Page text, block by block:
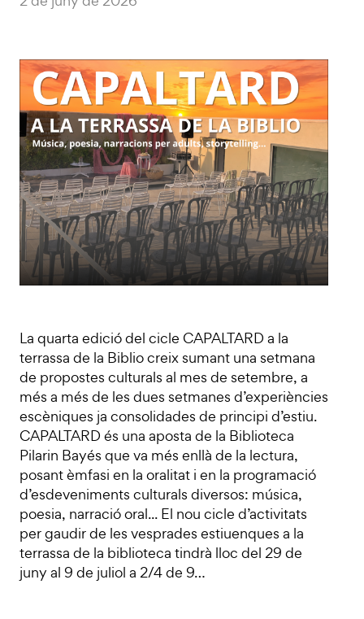
La quarta edició del cicle CAPALTARD a la
terrassa de la Biblio creix sumant una setmana
de propostes culturals al mes de setembre, a
més a més de les dues setmanes d’experiències
escèniques ja consolidades de principi d’estiu.
CAPALTARD és una aposta de la Biblioteca
Pilarin Bayés que va més enllà de la lectura,
posant èmfasi en la oralitat i en la programació
d’esdeveniments culturals diversos: música,
poesia, narració oral... El nou cicle d’activitats
per gaudir de les vesprades estiuenques a la
terrassa de la biblioteca tindrà lloc del 29 de
juny al 9 de juliol a 2/4 de 9…